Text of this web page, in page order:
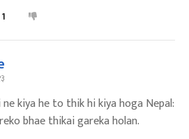
1
kiya he to thik hi kiya hoga Nepal:
bhae thikai gareka holan.